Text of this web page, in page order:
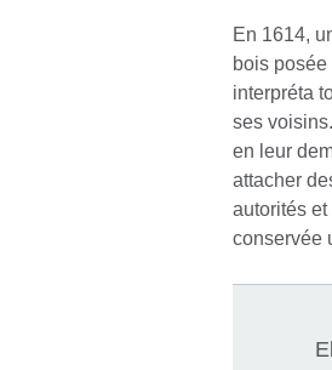
En 1614,
bois
interpréta
ses
en leur
attacher
autorités
conservée